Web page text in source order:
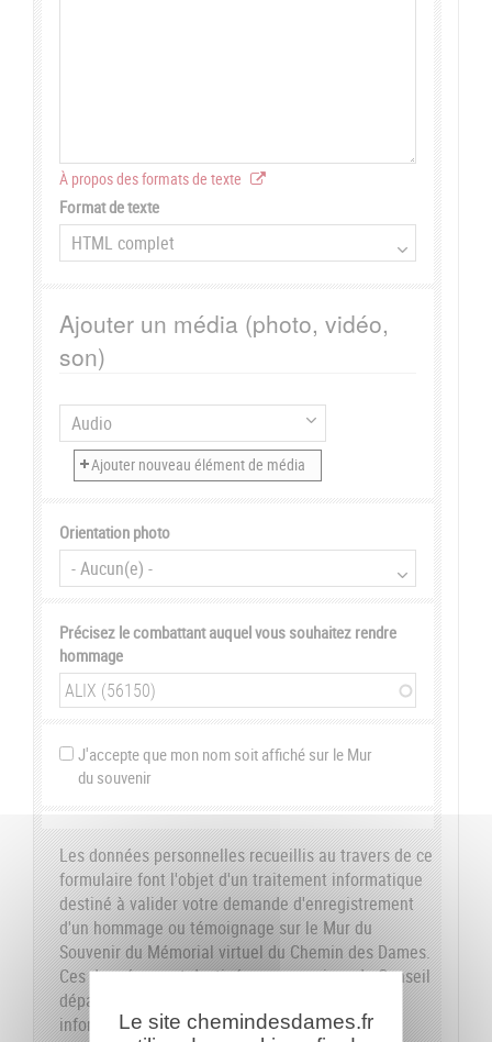
À propos des formats de texte
Format de texte
Ajouter un média (photo, vidéo,
son)
Orientation photo
Précisez le combattant auquel vous souhaitez rendre
hommage
J'accepte que mon nom soit affiché sur le Mur
du souvenir
Les données personnelles recueillis au travers de ce
formulaire font l'objet d'un traitement informatique
destiné à valider votre demande d'enregistrement
d'un hommage ou témoignage sur le Mur du
Souvenir du Mémorial virtuel du Chemin des Dames.
Ces données sont destinées aux services du Conseil
départemental de l'Aisne. Conformément à la loi
informatique et libertés du 6 janvier 1978, nous
Le site chemindesdames.fr